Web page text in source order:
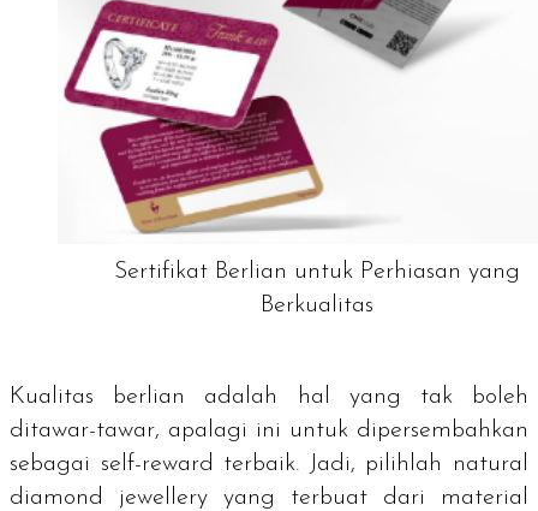
Sertifikat Berlian untuk Perhiasan yang
Berkualitas
Kualitas berlian adalah hal yang tak boleh
ditawar-tawar, apalagi ini untuk dipersembahkan
sebagai self-reward terbaik. Jadi, pilihlah natural
diamond jewellery yang terbuat dari material